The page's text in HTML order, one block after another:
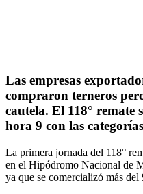
Las empresas
compraron terneros
cautela. El 118° remate
hora 9 con las
La primera jornada del 118°
en el Hipódromo Nacional de
ya que se comercializó más del